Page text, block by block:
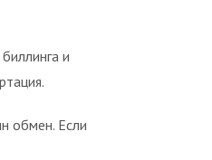
и
обмен. Если